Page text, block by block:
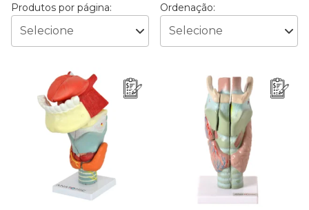
Produtos por página: Ordenação: